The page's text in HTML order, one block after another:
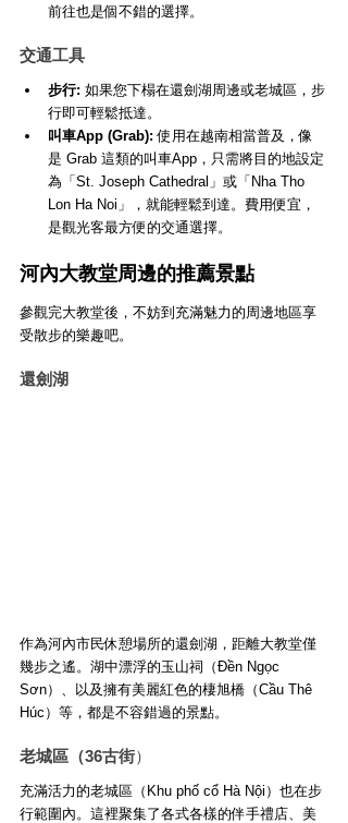
前往也是個不錯的選擇。
交通工具
步行: 如果您下榻在還劍湖周邊或老城區，步
行即可輕鬆抵達。
叫車App (Grab): 使用在越南相當普及，像
是 Grab 這類的叫車App，只需將目的地設定
為「St. Joseph Cathedral」或「Nha Tho
Lon Ha Noi」，就能輕鬆到達。費用便宜，
是觀光客最方便的交通選擇。
河內大教堂周邊的推薦景點
參觀完大教堂後，不妨到充滿魅力的周邊地區享
受散步的樂趣吧。
還劍湖
作為河內市民休憩場所的還劍湖，距離大教堂僅
幾步之遙。湖中漂浮的玉山祠（Đền Ngọc
Sơn）、以及擁有美麗紅色的棲旭橋（Cầu Thê
Húc）等，都是不容錯過的景點。
老城區（36古街）
充滿活力的老城區（Khu phố cổ Hà Nội）也在步
行範圍內。這裡聚集了各式各樣的伴手禮店、美